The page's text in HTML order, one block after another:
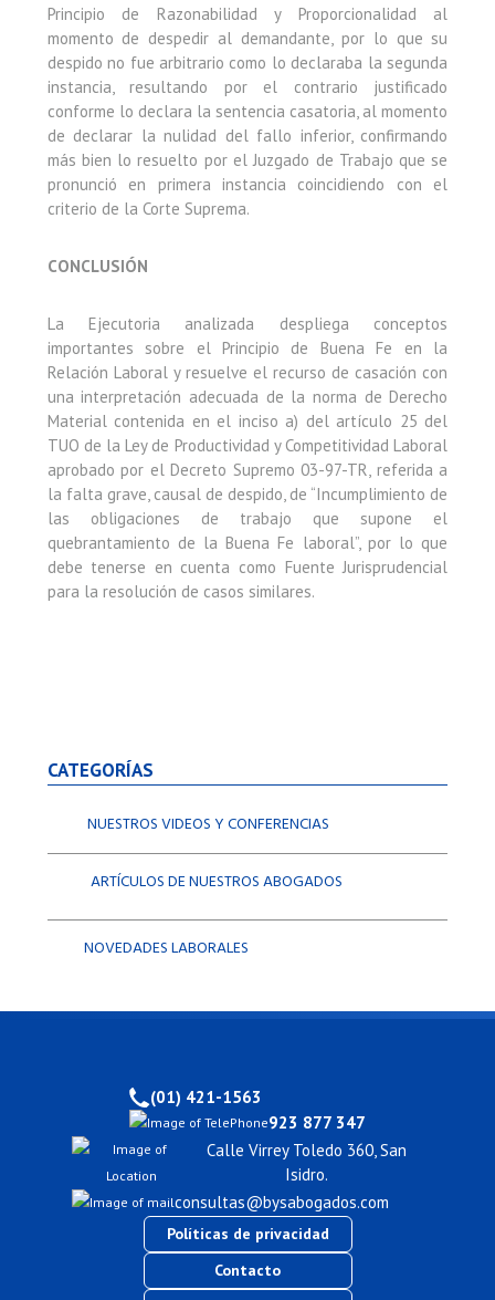
Principio de Razonabilidad y Proporcionalidad al
momento de despedir al demandante, por lo que su
despido no fue arbitrario como lo declaraba la segunda
instancia, resultando por el contrario justificado
conforme lo declara la sentencia casatoria, al momento
de declarar la nulidad del fallo inferior, confirmando
más bien lo resuelto por el Juzgado de Trabajo que se
pronunció en primera instancia coincidiendo con el
criterio de la Corte Suprema.
CONCLUSIÓN
La Ejecutoria analizada despliega conceptos
importantes sobre el Principio de Buena Fe en la
Relación Laboral y resuelve el recurso de casación con
una interpretación adecuada de la norma de Derecho
Material contenida en el inciso a) del artículo 25 del
TUO de la Ley de Productividad y Competitividad Laboral
aprobado por el Decreto Supremo 03-97-TR, referida a
la falta grave, causal de despido, de “Incumplimiento de
las obligaciones de trabajo que supone el
quebrantamiento de la Buena Fe laboral”, por lo que
debe tenerse en cuenta como Fuente Jurisprudencial
para la resolución de casos similares.
CATEGORÍAS
NUESTROS VIDEOS Y CONFERENCIAS
ARTÍCULOS DE NUESTROS ABOGADOS
NOVEDADES LABORALES
(01) 421-1563
923 877 347
Calle Virrey Toledo 360, San
Isidro.
consultas@bysabogados.com
Políticas de privacidad
Contacto